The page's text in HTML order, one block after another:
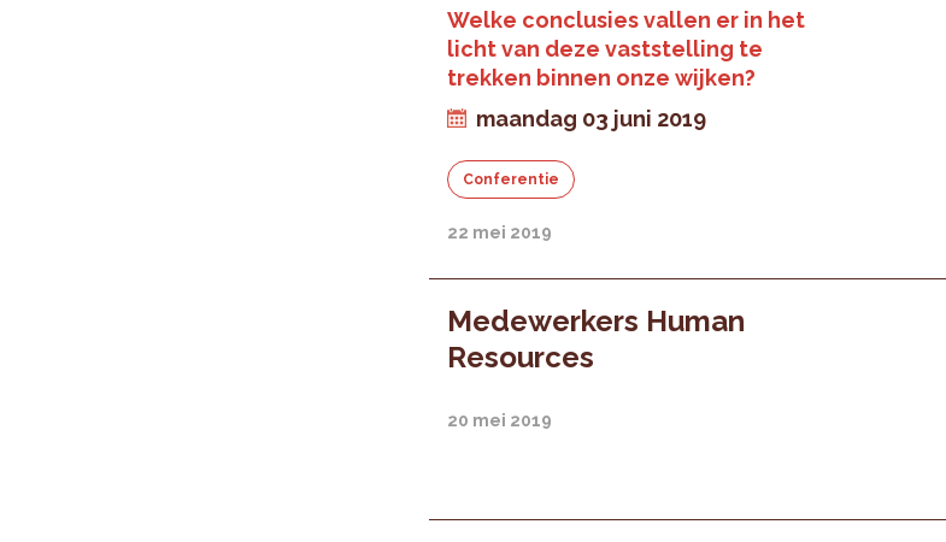
Welke conclusies vallen er in het
licht van deze vaststelling te
trekken binnen onze wijken?
maandag 03 juni 2019
Conferentie
22 mei 2019
Medewerkers Human
Resources
20 mei 2019